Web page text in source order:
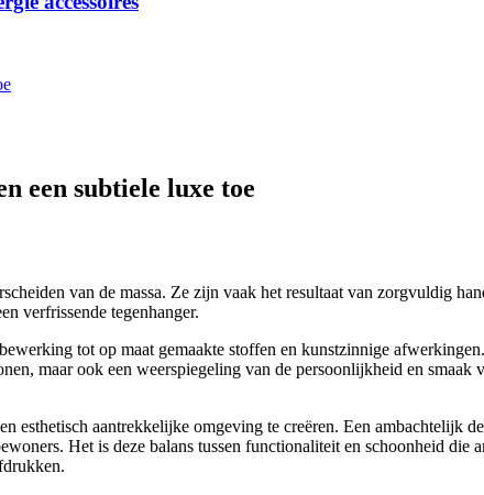
een subtiele luxe toe
van de massa. Ze zijn vaak het resultaat van zorgvuldig
verfrissende tegenhanger.
tot op maat gemaakte stoffen en kunstzinnige
maar ook een weerspiegeling van de persoonlijkheid en
esthetisch aantrekkelijke omgeving te creëren. Een ambachtelijk
Het is deze balans tussen functionaliteit en schoonheid